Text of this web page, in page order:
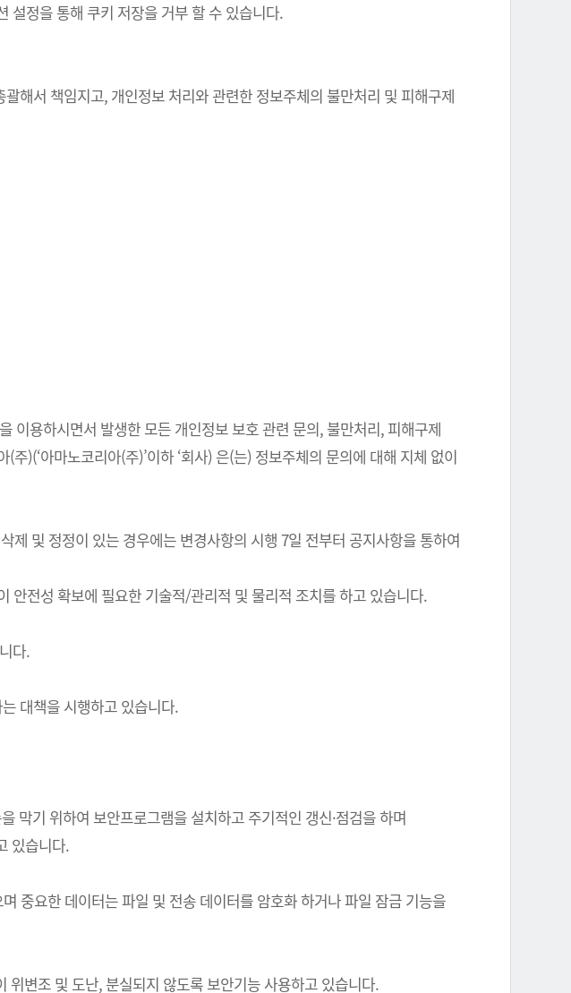
설정을 통해 쿠키 저장을 거부 할 수 있습니다.
해서 책임지고, 개인정보 처리와 관련한 정보주체의 불만처리 및 피해구제
이용하시면서 발생한 모든 개인정보 보호 관련 문의, 불만처리, 피해구제
)(‘아마노코리아(주)’이하 ‘회사) 은(는) 정보주체의 문의에 대해 지체 없이
및 정정이 있는 경우에는 변경사항의 시행 7일 전부터 공지사항을 통하여
안전성 확보에 필요한 기술적/관리적 및 물리적 조치를 하고 있습니다.
다.
대책을 시행하고 있습니다.
막기 위하여 보안프로그램을 설치하고 주기적인 갱신·점검을 하며
있습니다.
중요한 데이터는 파일 및 전송 데이터를 암호화 하거나 파일 잠금 기능을
변조 및 도난, 분실되지 않도록 보안기능 사용하고 있습니다.